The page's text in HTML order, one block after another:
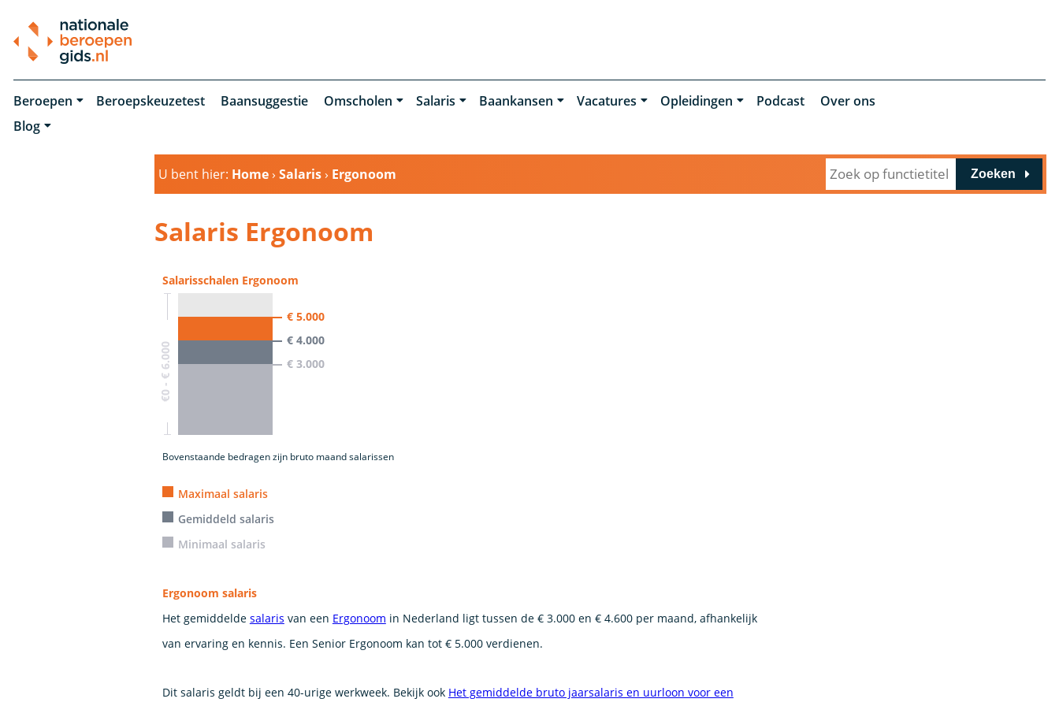
Beroepen Beroepskeuzetest Baansuggestie Omscholen Salaris Baankansen Vacatures Opleidingen Podcast
Over ons
Blog
U bent hier: Home›Salaris› Ergonoom Zoeken
Salaris Ergonoom
Salarisschalen Ergonoom
€0 - € 6.000
€ 5.000
€ 4.000
€ 3.000
Bovenstaande bedragen zijn bruto maand salarissen
Maximaal salaris
Gemiddeld salaris
Minimaal salaris
Ergonoom salaris
Het gemiddelde salaris van een Ergonoom in Nederland ligt tussen de € 3.000 en € 4.600 per maand, afhankelijk
van ervaring en kennis. Een Senior Ergonoom kan tot € 5.000 verdienen.
Dit salaris geldt bij een 40-urige werkweek. Bekijk ook Het gemiddelde bruto jaarsalaris en uurloon voor een